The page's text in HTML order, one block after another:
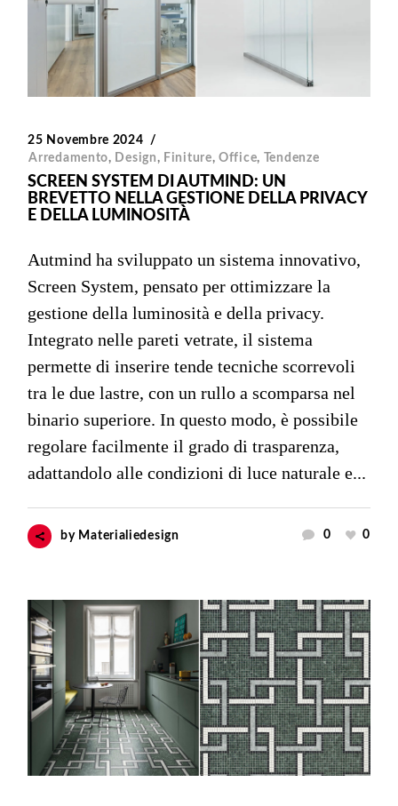
25 Novembre 2024
Arredamento, Design, Finiture,Office, Tendenze
SCREEN SYSTEM DI AUTMIND: UN
BREVETTO NELLA GESTIONE DELLA PRIVACY
E DELLA LUMINOSITÀ
Autmind ha sviluppato un sistema innovativo,
Screen System, pensato per ottimizzare la
gestione della luminosità e della privacy.
Integrato nelle pareti vetrate, il sistema
permette di inserire tende tecniche scorrevoli
tra le due lastre, con un rullo a scomparsa nel
binario superiore. In questo modo, è possibile
regolare facilmente il grado di trasparenza,
adattandolo alle condizioni di luce naturale e...
by Materialiedesign 0 0